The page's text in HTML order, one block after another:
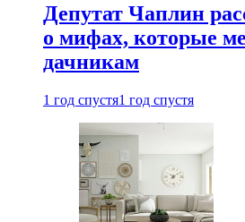
Депутат Чаплин
о мифах, которые
дачникам
1 год спустя1 год спустя